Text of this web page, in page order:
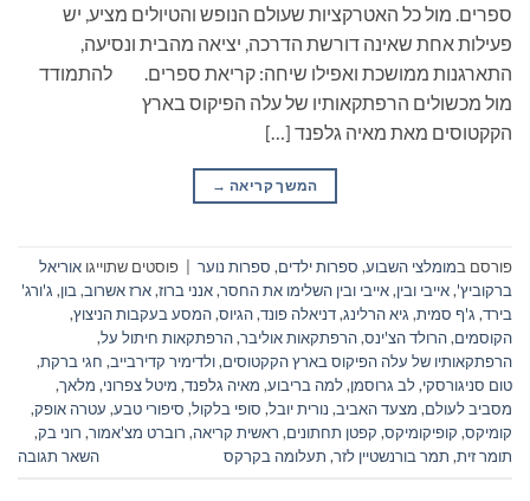
ספרים. מול כל האטרקציות שעולם הנופש והטיולים מציע, יש
פעילות אחת שאינה דורשת הדרכה, יציאה מהבית ונסיעה,
התארגנות ממושכת ואפילו שיחה: קריאת ספרים. להתמודד
מול מכשולים הרפתקאותיו של עלה הפיקוס בארץ
הקקטוסים מאת מאיה גלפנד […]
המשך קריאה →
פורסם במומלצי השבוע, ספרות ילדים, ספרות נוער פוסטים שתוייגו אוריאל
ברקוביץ',אייבי ובין,אייבי ובין השלימו את החסר,אנני ברוז,ארז אשרוב,בון, ג'ורג'
בירד, ג'ף סמית, גיא הרלינג,דניאלה פונד,הגיוס,המסע בעקבות הניצוץ,
הקוסמים,הרולד הצ'ינס,הרפתקאות אוליבר,הרפתקאות חיתול על,
הרפתקאותיו של עלה הפיקוס בארץ הקקטוסים,ולדימיר קדירבייב, חגי ברקת,
טום סניגורסקי,לב גרוסמן,למה בריבוע, מאיה גלפנד, מיטל צפרוני, מלאך,
מסביב לעולם, מצעד האביב, נורית יובל, סופי בלקול, סיפורי טבע, עטרה אופק,
קומיקס, קופיקומיקס, קפטן תחתונים, ראשית קריאה, רוברט מצ'אמור, רוני בק,
תומר זית, תמר בורנשטיין לזר, תעלומה בקרקס השאר תגובה